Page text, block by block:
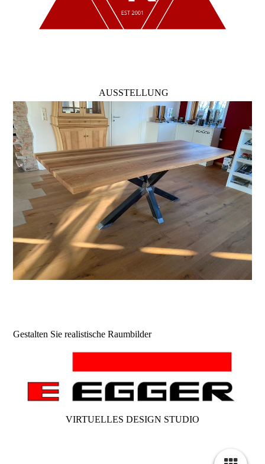
AUSSTELLUNG
Gestalten Sie realistische Raumbilder
VIRTUELLES DESIGN STUDIO